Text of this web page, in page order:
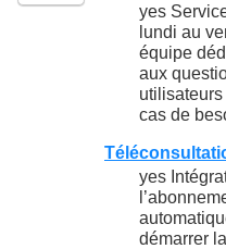
yes
lundi au
équipe
aux
cas de
yes
démarrer